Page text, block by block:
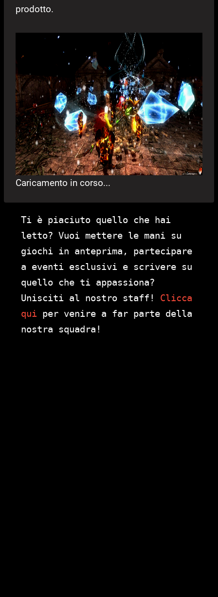
prodotto.
Caricamento in corso...
Ti è piaciuto quello che hai
letto? Vuoi mettere le mani su
giochi in anteprima, partecipare
a eventi esclusivi e scrivere su
quello che ti appassiona?
Unisciti al nostro staff! Clicca
qui per venire a far parte della
nostra squadra!